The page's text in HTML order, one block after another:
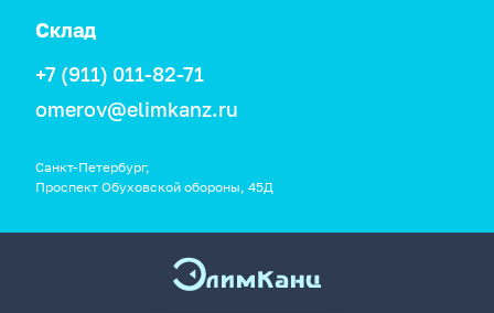
Склад
+7 (911) 011-82-71
omerov@elimkanz.ru
Санкт-Петербург,
Проспект Обуховской обороны, 45Д